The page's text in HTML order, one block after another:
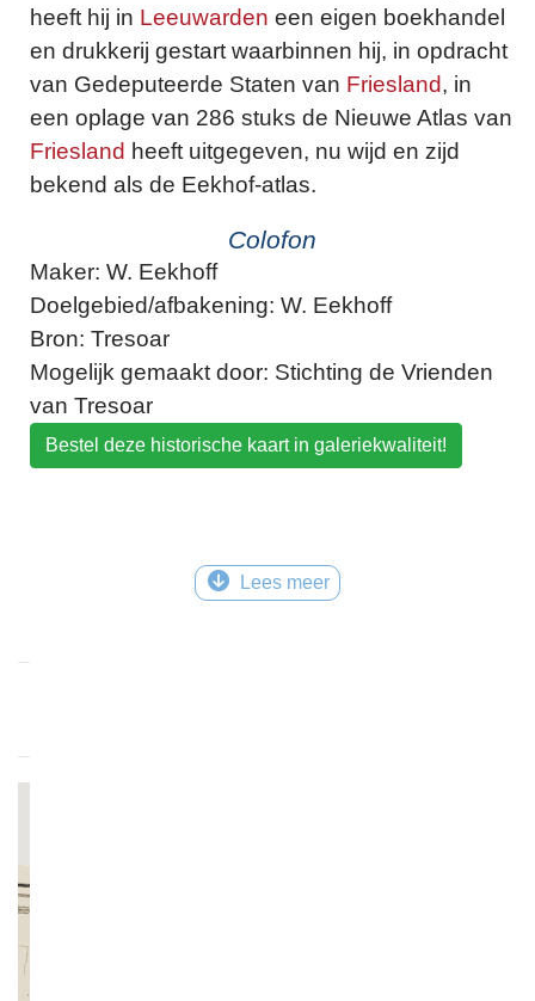
heeft hij in Leeuwarden een eigen boekhandel
en drukkerij gestart waarbinnen hij, in opdracht
van Gedeputeerde Staten van Friesland, in
een oplage van 286 stuks de Nieuwe Atlas van
Friesland heeft uitgegeven, nu wijd en zijd
bekend als de Eekhof-atlas.
Colofon
Maker: W. Eekhoff
Doelgebied/afbakening: W. Eekhoff
Bron: Tresoar
Mogelijk gemaakt door: Stichting de Vrienden
van Tresoar
Bestel deze historische kaart in galeriekwaliteit!
Lees meer